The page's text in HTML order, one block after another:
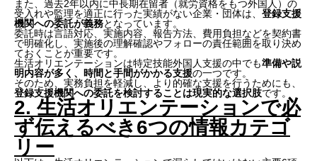
また、過去2年以内に中長期在留者（就労資格をもつ外国人）の
受入れや監理を適正に行った実績がない企業・団体は、 登録支援
機関への委託が義務となっています。
委託時は言語対応、実施内容、報告方法、費用負担などを契約書
で明確化し、実施後の理解確認やフォローの責任範囲を取り決め
ておくことが重要です。
生活オリエンテーションは特定技能外国人支援の中でも準備や説
明内容が多く、時間と手間がかかる支援の一つです。
そのため、実務負担を軽減し、より的確な支援を行うためにも、
登録支援機関への委託を検討することは現実的な選択肢です。
2. 生活オリエンテーションで必
ず伝えるべき6つの情報カテゴ
リー